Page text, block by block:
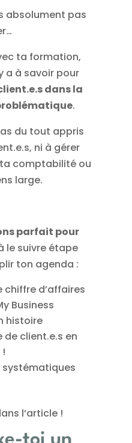
absolument pas
ta formation,
a à savoir pour
dans la
.
du tout appris
ni à gérer
comptabilité ou
large.
parfait pour
le suivre étape
ton agenda :
chiffre d’affaires
Business
histoire
client.e.s en
systématiques
l’article !